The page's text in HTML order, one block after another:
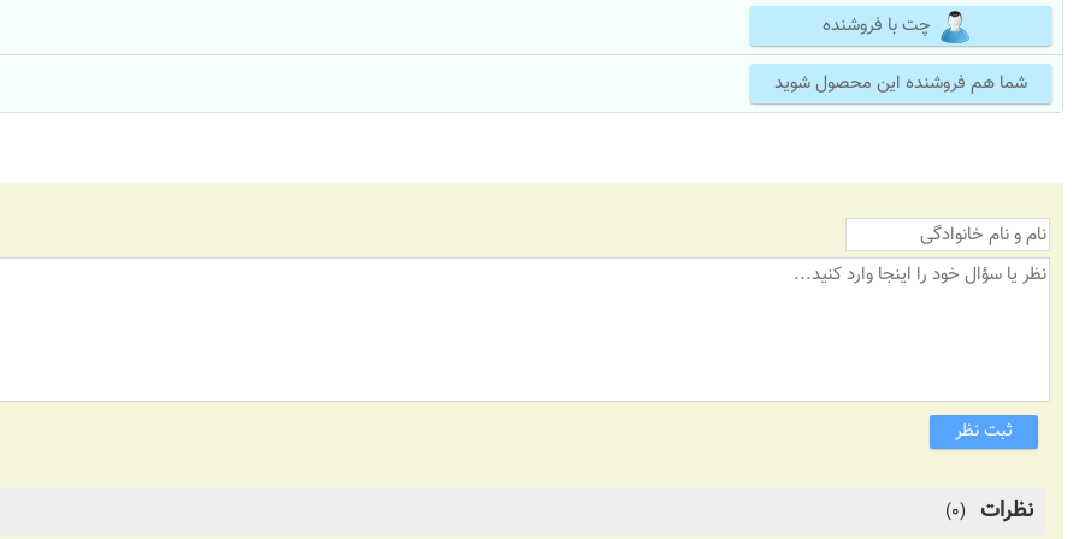
چت با فروشنده
شما هم فروشنده این محصول شوید
ثبت نظر
نظرات (0)